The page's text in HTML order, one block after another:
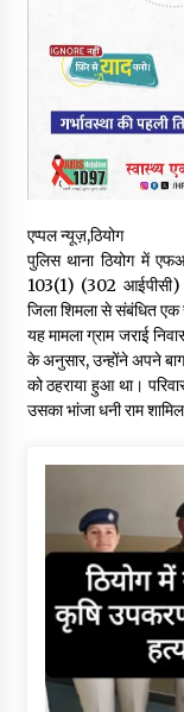
एप्पल न्यूज़,ठियोग
पुलिस थाना ठियोग में
103(1) (302 आईपीसी)
जिला शिमला से संबंधित एक
यह मामला ग्राम जराई
के अनुसार, उन्होंने अपने
को ठहराया हुआ था।
उसका भांजा धनी राम